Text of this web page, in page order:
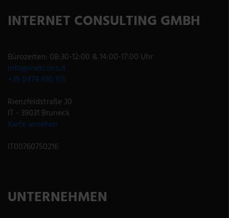
INTERNET CONSULTING GMBH
Bürozeiten: 08:30-12:00 & 14:00-17:00 Uhr
info@inetcons.it
+39 0474 010 155
Rienzfeldstraße 30
IT - 39031 Bruneck
Karte ansehen
IT00760750216
UNTERNEHMEN